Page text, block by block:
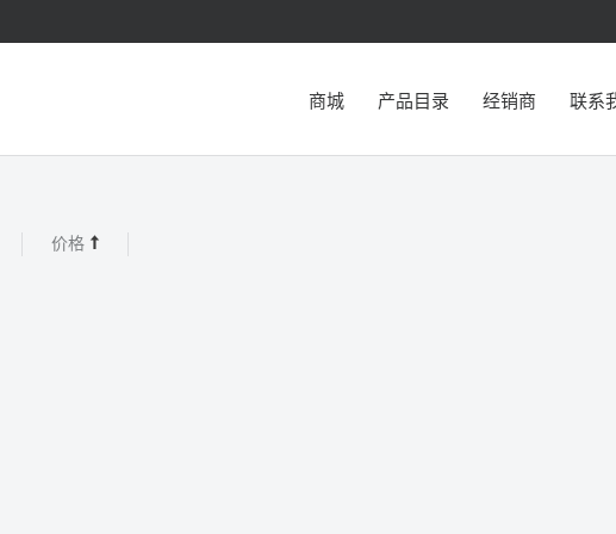
商城 产品目录 经销商 联系
价格